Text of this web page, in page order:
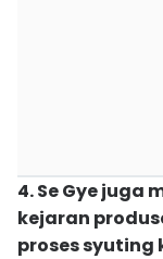
4. Se Gye juga
kejaran
proses syuting